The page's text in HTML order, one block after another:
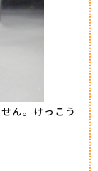
ん。けっこう